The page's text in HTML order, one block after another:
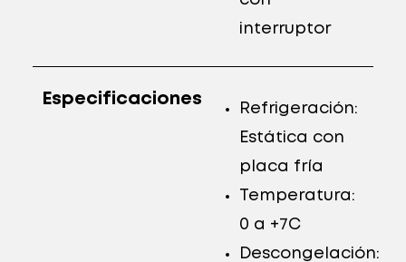
interruptor
Especificaciones
Refrigeración:
Estática con
placa fría
Temperatura:
0 a +7C
Descongelación: